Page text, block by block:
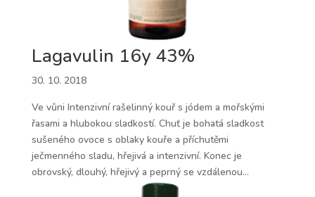
Lagavulin 16y 43%
30. 10. 2018
Ve vůni Intenzivní rašelinný kouř s jódem a mořskými
řasami a hlubokou sladkostí. Chuť je bohatá sladkost
sušeného ovoce s oblaky kouře a příchutěmi
ječmenného sladu, hřejivá a intenzivní. Konec je
obrovský, dlouhý, hřejivý a peprný se vzdálenou...